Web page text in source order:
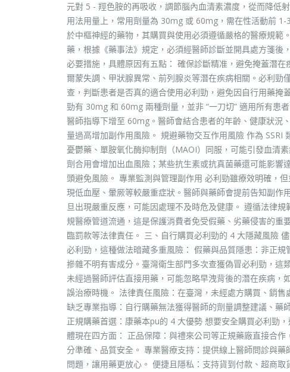
元對 5 - 羥色胺的再吸收，調節腦內血清素濃度，從而降低
用法用量上，常用劑量為 30mg 或 60mg，需在性活動前
於中樞神經的藥物，其購買與使用必須遵循嚴格的醫療規
藥，根據《藥事法》規定，必須經醫師診斷並開具處方箋
必要措施，具體原因有五點： 確保診斷精准，避免掩蓋潛
爾蒙失調、甲狀腺異常、前列腺炎等潛在疾病相關。必利
查，判斷患者是否真的適合使用必利勁，避免因自行用藥
勁有 30mg 和 60mg 兩種劑量，並非 “一刀切” 適用所有患
醫師指導下增至 60mg。醫師會結合患者的年齡、健康狀況
量過高增加副作用風險。 規避藥物交互作用風險 作為
憂鬱藥、單胺氧化酶抑制劑（MAOI）同服，可能引發血清
劑合用會增加出血風險；某些抗生素或抗真菌藥還可能影
頭避免風險。 專業監測與管理副作用 必利勁雖療效明確，
現低血壓、暈厥等較嚴重症狀。醫師與藥師會提前告知副
旦出現嚴重反應，可能因處理不及時危及健康。 遵循法律
規醫療管道流通，這是保護消費者免受假藥、劣藥侵害的
臨罰款等法律責任。 三、自行購買必利勁的 4 大隱藏風險
必利勁，這種做法暗藏多重風險： 假藥與品質隱患：非正
摻雜不明有害成分。臺灣衛生部門多次查獲偽冒必利勁，這
未經過醫師評估直接用藥，可能忽略早洩背後的潛在疾病
誤治療時機。 法律責任風險：在臺灣，未經處方購買、銷
缺乏專業指導：自行購藥無法獲得醫師的劑量調整建議、藥
正規購藥首選：康藥本pu的 4 大優勢 想要安全購買必利勁
體現在四方面： 正品保障：與禮來公司等正規藥廠直接合
分準確、品質安全。 專業醫療支持：提供線上醫師問診與
問題，讓用藥更放心。 便捷且隱私：支持貨到付款、超商